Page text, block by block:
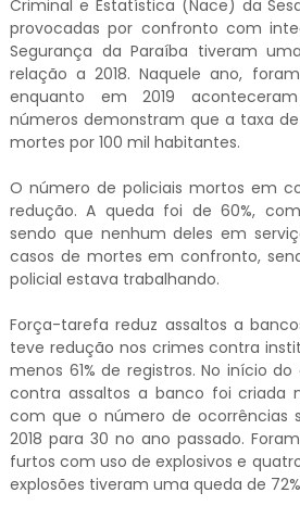
Criminal e Estatística (Nace) da
provocadas por confronto com
Segurança da Paraíba tiveram
relação a 2018. Naquele ano,
enquanto em 2019
números demonstram que a taxa
mortes por 100 mil habitantes.
O número de policiais mortos em
redução. A queda foi de 60%,
sendo que nenhum deles em
casos de mortes em confronto,
policial estava trabalhando.
Força-tarefa reduz assaltos a
teve redução nos crimes contra
menos 61% de registros. No início
contra assaltos a banco foi criada
com que o número de ocorrências
2018 para 30 no ano passado.
furtos com uso de explosivos e
explosões tiveram uma queda de